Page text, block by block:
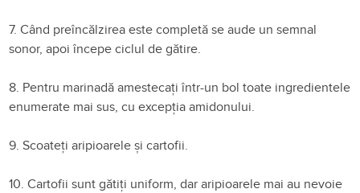
7. Când preîncălzirea este completă se aude un semnal
sonor, apoi începe ciclul de gătire.
8. Pentru marinadă amestecați într-un bol toate ingredientele
enumerate mai sus, cu excepția amidonului.
9. Scoateți aripioarele și cartofii.
10. Cartofii sunt gătiți uniform, dar aripioarele mai au nevoie